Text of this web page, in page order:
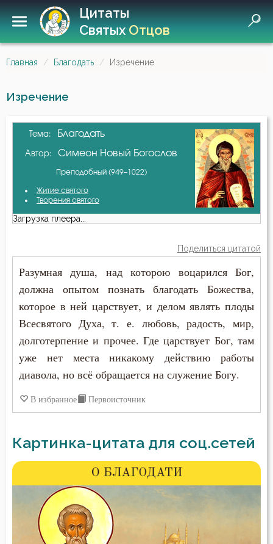
Цитаты
СвятыхОтцов
Главная Благодать Изречение
Изречение
Тема: Благодать
Автор: Симеон Новый Богослов
Преподобный (949–1022)
Житие святого
Творения святого
Загрузка плеера...
Поделиться цитатой
Разумная душа, над которою воцарился Бог,
должна опытом познать благодать Божества,
которое в ней царствует, и делом являть плоды
Всесвятого Духа, т. е. любовь, радость, мир,
долготерпение и прочее. Где царствует Бог, там
уже нет места никакому действию работы
диавола, но всё обращается на служение Богу.
В избранное Первоисточник
Картинка-цитата для соц.сетей